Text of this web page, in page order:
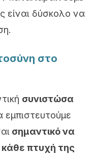
είναι δύσκολο να
στο
συνιστώσα
εμπιστευτούμε
σημαντικό να
πτυχή της